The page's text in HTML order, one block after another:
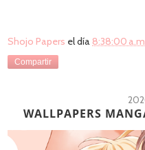
Shojo Papers el día 8:38:00
Compartir
WALLPAPERS